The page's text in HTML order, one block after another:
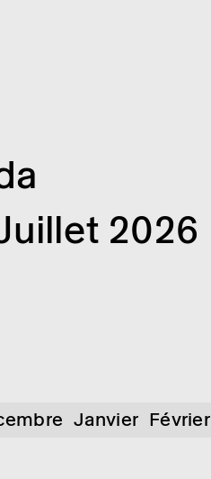
2026
Janvier Février